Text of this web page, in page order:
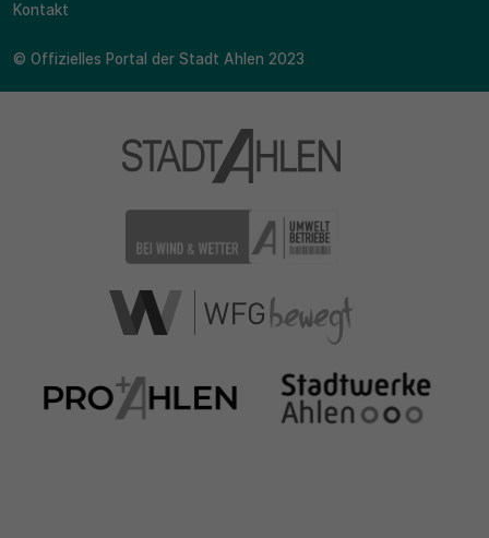
Kontakt
© Offizielles Portal der Stadt Ahlen 2023